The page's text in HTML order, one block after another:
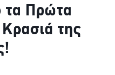
τα Πρώτα
της